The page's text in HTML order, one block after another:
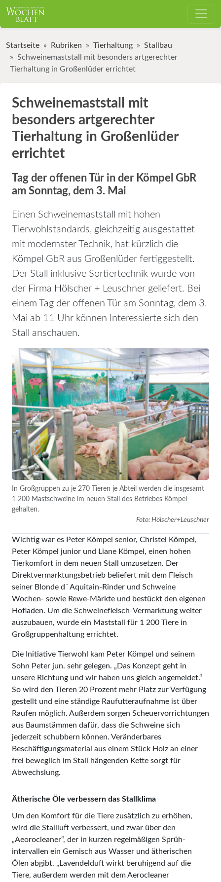
Startseite Rubriken Tierhaltung
Stallbau
Schweinemaststall mit besonders artgerechter
Tierhaltung in Großenlüder errichtet
Schweinemaststall mit
besonders artgerechter
Tierhaltung in Großenlüder
errichtet
Tag der offenen Tür in der Kömpel GbR
am Sonntag, dem 3. Mai
Einen Schweinemaststall mit hohen
Tierwohlstandards, gleichzeitig ausgestattet
mit modernster Technik, hat kürzlich die
Kömpel GbR aus Großenlüder fertiggestellt.
Der Stall inklusive Sortiertechnik wurde von
der Firma Hölscher + Leuschner geliefert. Bei
einem Tag der offenen Tür am Sonntag, dem 3.
Mai ab 11 Uhr können Interessierte sich den
Stall anschauen.
In Großgruppen zu je 270 Tieren je Abteil werden die insgesamt
1 200 Mastschweine im neuen Stall des Betriebes Kömpel
gehalten.
Foto: Hölscher+Leuschner
Wichtig war es Peter Kömpel senior, Christel Kömpel,
Peter Kömpel junior und Liane Kömpel, einen hohen
Tierkomfort in dem neuen Stall umzusetzen. Der
Direktvermarktungsbetrieb beliefert mit dem Fleisch
seiner Blonde d´ Aquitain-Rinder und Schweine
Wochen- sowie Rewe-Märkte und bestückt den eigenen
Hofladen. Um die Schweinefleisch-Vermarktung weiter
auszubauen, wurde ein Maststall für 1 200 Tiere in
Großgruppenhaltung errichtet.
Die Initiative Tierwohl kam Peter Kömpel und seinem
Sohn Peter jun. sehr gelegen. „Das Konzept geht in
unsere Richtung und wir haben uns gleich angemeldet.“
So wird den Tieren 20 Prozent mehr Platz zur Verfügung
gestellt und eine ständige Raufutteraufnahme ist über
Raufen möglich. Außerdem sorgen Scheuervorrichtungen
aus Baumstämmen dafür, dass die Schweine sich
jederzeit schubbern können. Veränderbares
Beschäftigungsmaterial aus einem Stück Holz an einer
frei beweglich im Stall hängenden Kette sorgt für
Abwechslung.
Ätherische Öle verbessern das Stallklima
Um den Komfort für die Tiere zusätzlich zu erhöhen,
wird die Stallluft verbessert, und zwar über den
„Aeorocleaner“, der in kurzen regelmäßigen Sprüh­
intervallen ein Gemisch aus Wasser und ätherischen
Ölen abgibt. „Lavendelduft wirkt beruhigend auf die
Tiere, außerdem werden mit dem Aerocleaner